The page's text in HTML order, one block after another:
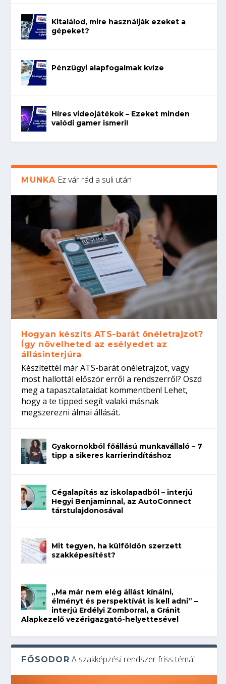
Kitalálod, mire használják ezeket a
gépeket?
Pénzügyi alapfogalmak kvíze
Híres videojátékok – Ezeket minden
valódi gamer ismeri!
MUNKA Ez vár rád a suli után
Hogyan készíts ATS-barát önéletrajzot?
Így növelheted az esélyedet az
állásinterjúra
Készítettél már ATS-barát önéletrajzot, vagy
most hallottál először erről a rendszerről? Oszd
meg a tapasztalataidat kommentben! Lehet,
hogy a te tipped segít valaki másnak
megszerezni álmai állását.
Gyakornokból főállású munkavállaló – 7
tipp a sikeres karrierindításhoz
Cégalapítás az iskolapadból – interjú
Hegyi Benjaminnal, az AutoConnect
társtulajdonosával
Mit tegyen, ha külföldön szerzett
szakképesítést?
„Ma már nem elég állást kínálni,
élményt és perspektívát is kell adni” –
interjú Erdélyi Zomborral, a Gránit
Alapkezelő vezérigazgató-helyettesével
FŐSODOR A szakképzési rendszer friss témái